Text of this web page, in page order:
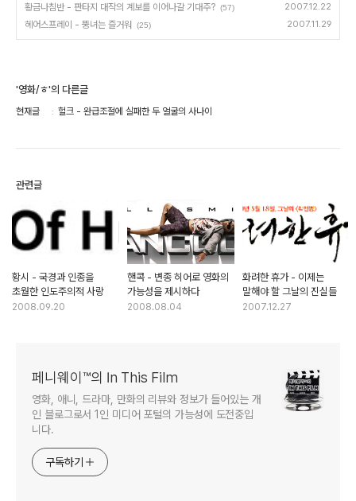
황금나침반 - 판타지 대작의 계보를 이어나갈 기대주? (57) 2007.12.22
헤어스프레이 - 뚱녀는 즐거워 (25) 2007.11.29
'영화/ㅎ'의 다른글
현재글 헐크 - 완급조절에 실패한 두 얼굴의 사나이
관련글
황시 - 국경과 인종을
초월한 인도주의적 사랑
2008.09.20
핸콕 - 변종 히어로 영화의
가능성을 제시하다
2008.08.04
화려한 휴가 - 이제는
말해야 할 그날의 진실들
2007.12.27
페니웨이™의 In This Film
영화, 애니, 드라마, 만화의 리뷰와 정보가 들어있는 개
인 블로그로서 1인 미디어 포털의 가능성에 도전중입
니다.
구독하기